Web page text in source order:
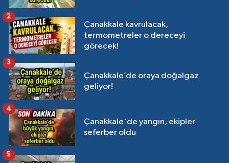
Çanakkale kavrulacak,
termometreler o dereceyi
görecek!
2
Çanakkale’de oraya doğalgaz
geliyor!
3
Çanakkale'de yangın, ekipler
seferber oldu
4
5